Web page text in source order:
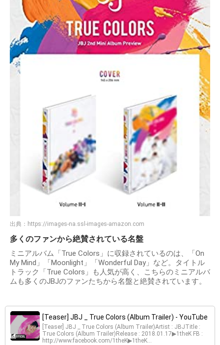
出典： https://images-na.ssl-images-amazon.com
多くのファンから絶賛されている名盤
ミニアルバム「True Colors」に収録されているのは、「On
My Mind」「Moonlight」「Wonderful Day」など。タイトル
トラック「True Colors」も人気が高く、こちらのミニアルバ
ムも多くのJBJのファンたちから名盤と絶賛されています。
[Teaser] JBJ _ True Colors (Album Trailer) - YouTube
[Teaser] JBJ _ True Colors (Album Trailer)Artist : JBJTitle :
True Colors (Album Trailer)Release : 2018.01.17▶1theK FB :
http://www.facebook.com/1theK▶1theK...